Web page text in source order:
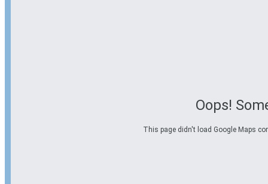
Oops!
This page didn't load Google Maps